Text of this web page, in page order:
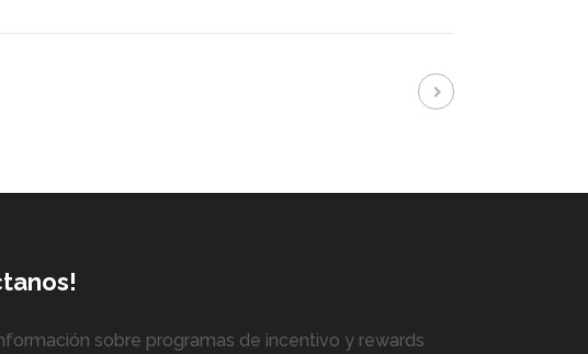
sobre programas de incentivo y rewards